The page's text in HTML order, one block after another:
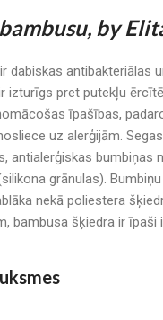
by
dabiskas antibakteriālas
izturīgs pret putekļu
īpašības,
uz alerģijām.
antialerģiskas bumbiņas
grānulas).
nekā poliestera
bambusa šķiedra ir īpaši